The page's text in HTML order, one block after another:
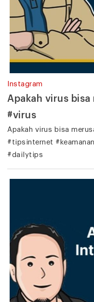
Instagram
Apakah virus
#virus
Apakah virus bisa
#tipsinternet
#dailytips